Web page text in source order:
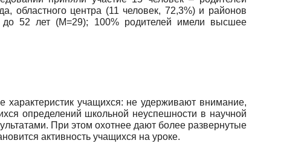
областного центра (11 человек, 72,3%) и районов
52 лет (M=29); 100% родителей имели высшее
учащихся: не удерживают внимание,
определений школьной неуспешности в научной
При этом охотнее дают более развернутые
активность учащихся на уроке.